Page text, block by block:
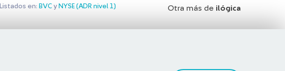
Listados en: BVCy NYSE (ADR nivel 1) Otra más de ilógica